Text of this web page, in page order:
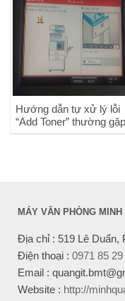
Hướng dẫn tự xử lý lỗi
“Add Toner” thường gặp
MÁY VĂN PHÒNG
Địa chỉ : 519 Lê Duẩn,
Điện thoại : 0971 85 29
Email :
Website : http://